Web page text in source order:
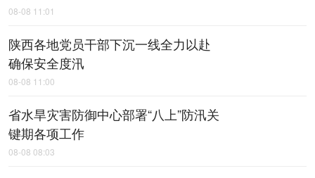
08-08 11:01
陕西各地党员干部下沉一线全力以赴
确保安全度汛
08-08 11:00
省水旱灾害防御中心部署“八上”防汛关
键期各项工作
08-08 08:03